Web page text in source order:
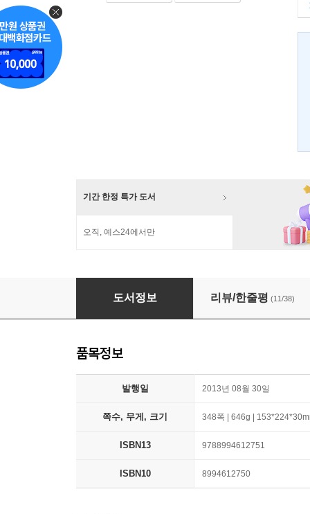
기간 한정 특가 도서
오직, 예스24에서만
시크릿 파일 서해전쟁
도서정보 리뷰/한줄평 (11/38)
품목정보
발행일 2013년 08월 30일
쪽수, 무게, 크기 348쪽 | 646g |
ISBN13 9788994612751
ISBN10 8994612750